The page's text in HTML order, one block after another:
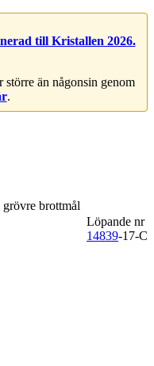
till Kristallen 2026.
större än någonsin genom
.
brottmål
Löpande nr
14839-17-C